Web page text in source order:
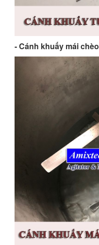
- Cánh khuấy mái chèo